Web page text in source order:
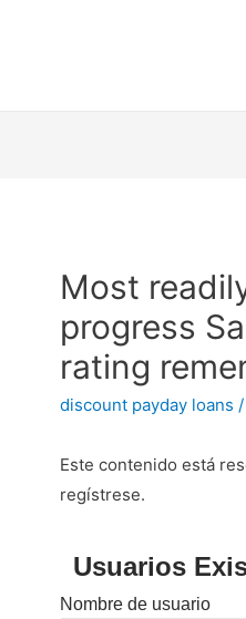
Most
progress
rating
discount payday loans
Este contenido está
regístrese.
Usuarios
Nombre de usuario